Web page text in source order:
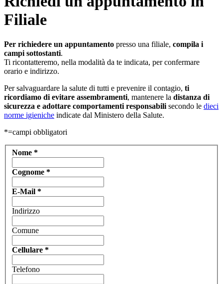
Filiale
Per richiedere un appuntamento presso una filiale, compila i
campi sottostanti.
Ti ricontatteremo, nella modalità da te indicata, per confermare
orario e indirizzo.
Per salvaguardare la salute di tutti e prevenire il contagio, ti
ricordiamo di evitare assembramenti, mantenere la distanza di
sicurezza e adottare comportamenti responsabili secondo le dieci
norme igieniche indicate dal Ministero della Salute.
*=campi obbligatori
Nome *
Cognome *
E-Mail *
Indirizzo
Comune
Cellulare *
Telefono